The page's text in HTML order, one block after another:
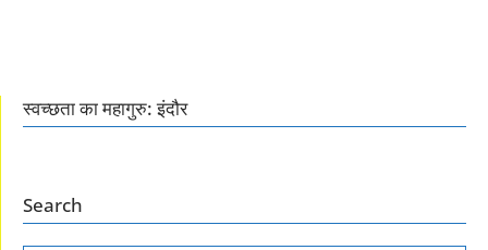
स्वच्छता का महागुरु: इंदौर
Search